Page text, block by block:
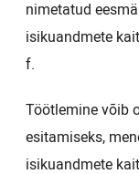
nimetatud
isikuandmete
f.
Töötlemine võib
esitamiseks,
isikuandmete